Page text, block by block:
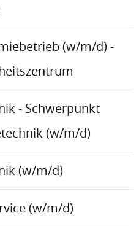
(w/m/d) -
- Schwerpunkt
(w/m/d)
(w/m/d)
(w/m/d)